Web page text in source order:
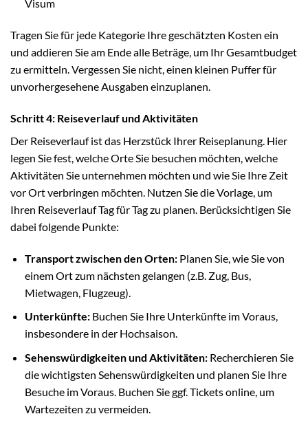
Visum
Tragen Sie für jede Kategorie Ihre geschätzten Kosten ein
und addieren Sie am Ende alle Beträge, um Ihr Gesamtbudget
zu ermitteln. Vergessen Sie nicht, einen kleinen Puffer für
unvorhergesehene Ausgaben einzuplanen.
Schritt 4: Reiseverlauf und Aktivitäten
Der Reiseverlauf ist das Herzstück Ihrer Reiseplanung. Hier
legen Sie fest, welche Orte Sie besuchen möchten, welche
Aktivitäten Sie unternehmen möchten und wie Sie Ihre Zeit
vor Ort verbringen möchten. Nutzen Sie die Vorlage, um
Ihren Reiseverlauf Tag für Tag zu planen. Berücksichtigen Sie
dabei folgende Punkte:
Transport zwischen den Orten:Planen Sie, wie Sie von
einem Ort zum nächsten gelangen (z.B. Zug, Bus,
Mietwagen, Flugzeug).
Unterkünfte:Buchen Sie Ihre Unterkünfte im Voraus,
insbesondere in der Hochsaison.
Sehenswürdigkeiten und Aktivitäten:Recherchieren Sie
die wichtigsten Sehenswürdigkeiten und planen Sie Ihre
Besuche im Voraus. Buchen Sie ggf. Tickets online, um
Wartezeiten zu vermeiden.